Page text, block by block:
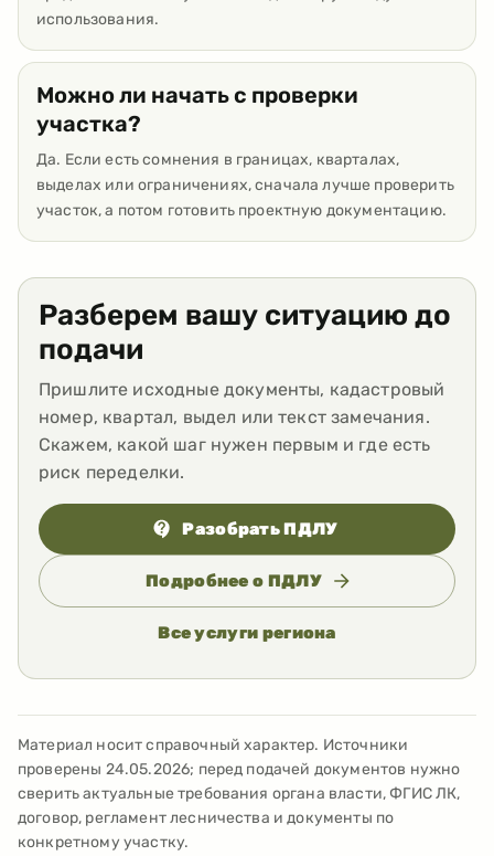
использования.
Можно ли начать с проверки
участка?
Да. Если есть сомнения в границах, кварталах,
выделах или ограничениях, сначала лучше проверить
участок, а потом готовить проектную документацию.
Разберем вашу ситуацию до
подачи
Пришлите исходные документы, кадастровый
номер, квартал, выдел или текст замечания.
Скажем, какой шаг нужен первым и где есть
риск переделки.
Разобрать ПДЛУ
Подробнее о ПДЛУ
Все услуги региона
Материал носит справочный характер. Источники
проверены 24.05.2026; перед подачей документов нужно
сверить актуальные требования органа власти, ФГИС ЛК,
договор, регламент лесничества и документы по
конкретному участку.